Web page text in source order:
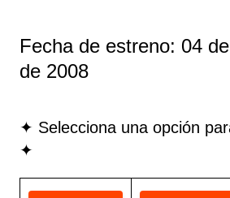
Fecha de estreno: 04
de 2008
✦ Selecciona una opción
✦